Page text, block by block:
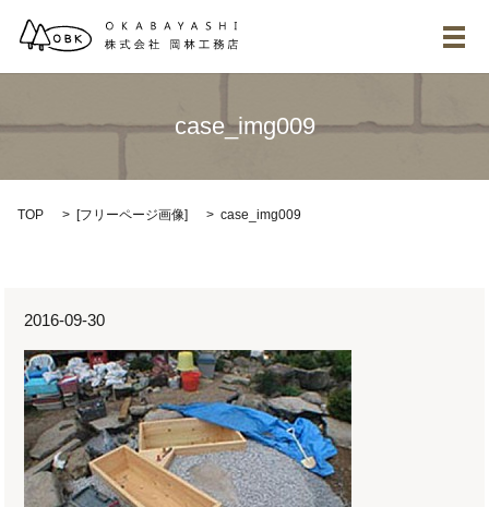
メ
case_img009
TOP [フリーページ画像] case_img009
2016-09-30